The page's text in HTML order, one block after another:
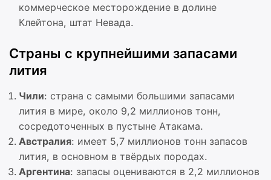
коммерческое месторождение в долине
Клейтона, штат Невада.
Страны с крупнейшими запасами
лития
Чили: страна с самыми большими запасами
лития в мире, около 9,2 миллионов тонн,
сосредоточенных в пустыне Атакама.
Австралия: имеет 5,7 миллионов тонн запасов
лития, в основном в твёрдых породах.
Аргентина: запасы оцениваются в 2,2 миллионов